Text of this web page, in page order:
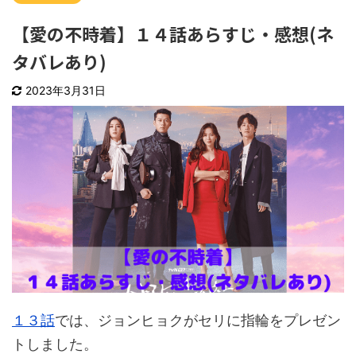
【愛の不時着】１４話あらすじ・感想(ネ
タバレあり)
2023年3月31日
１３話では、ジョンヒョクがセリに指輪をプレゼン
トしました。